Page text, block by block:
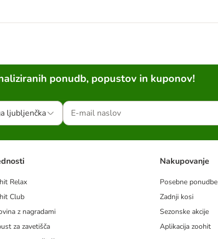
ponudb, popustov in kuponov!
ljubljenčka
Relax
Club
z nagradami
za zavetišča
Nakupovanje
Posebne ponudbe
Zadnji kosi
Sezonske akcije
Aplikacija zoohit